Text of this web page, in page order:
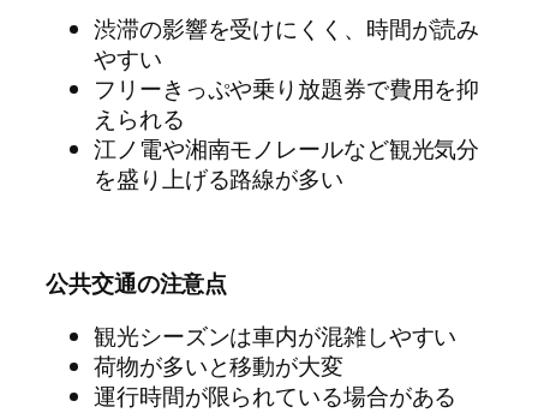
渋滞の影響を受けにくく、時間が読み
やすい
フリーきっぷや乗り放題券で費用を抑
えられる
江ノ電や湘南モノレールなど観光気分
を盛り上げる路線が多い
公共交通の注意点
観光シーズンは車内が混雑しやすい
荷物が多いと移動が大変
運行時間が限られている場合がある